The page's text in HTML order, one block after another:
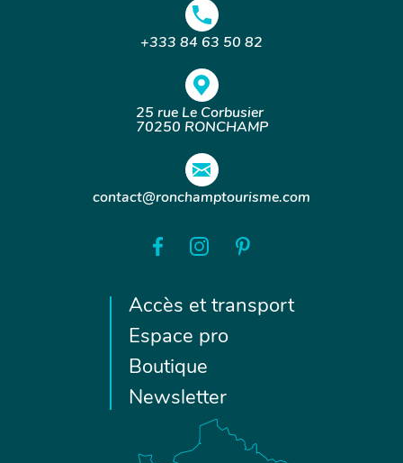
+333 84 63 50 82
25 rue Le Corbusier
70250 RONCHAMP
contact@ronchamptourisme.com
Accès et transport
Espace pro
Boutique
Newsletter